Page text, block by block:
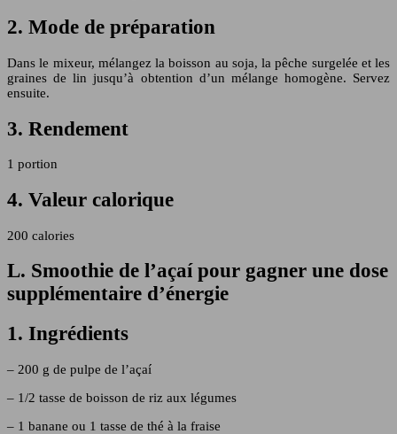
2. Mode de préparation
Dans le mixeur, mélangez la boisson au soja, la pêche surgelée et les
graines de lin jusqu’à obtention d’un mélange homogène. Servez
ensuite.
3. Rendement
1 portion
4. Valeur calorique
200 calories
L. Smoothie de l’açaí pour gagner une dose
supplémentaire d’énergie
1. Ingrédients
– 200 g de pulpe de l’açaí
– 1/2 tasse de boisson de riz aux légumes
– 1 banane ou 1 tasse de thé à la fraise